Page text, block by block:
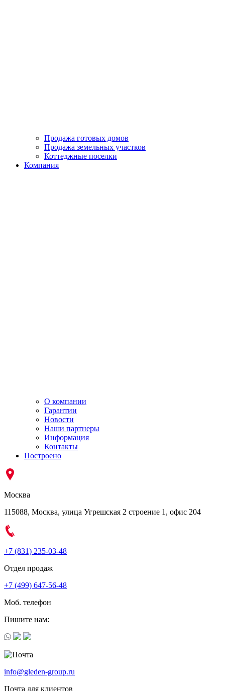
Продажа готовых домов
Продажа земельных участков
Коттеджные поселки
Компания
О компании
Гарантии
Новости
Наши партнеры
Информация
Контакты
Построено
Москва
115088, Москва, улица Угрешская 2 строение 1, офис 204
+7 (831) 235-03-48
Отдел продаж
+7 (499) 647-56-48
Моб. телефон
Пишите нам:
info@gleden-group.ru
Почта для клиентов